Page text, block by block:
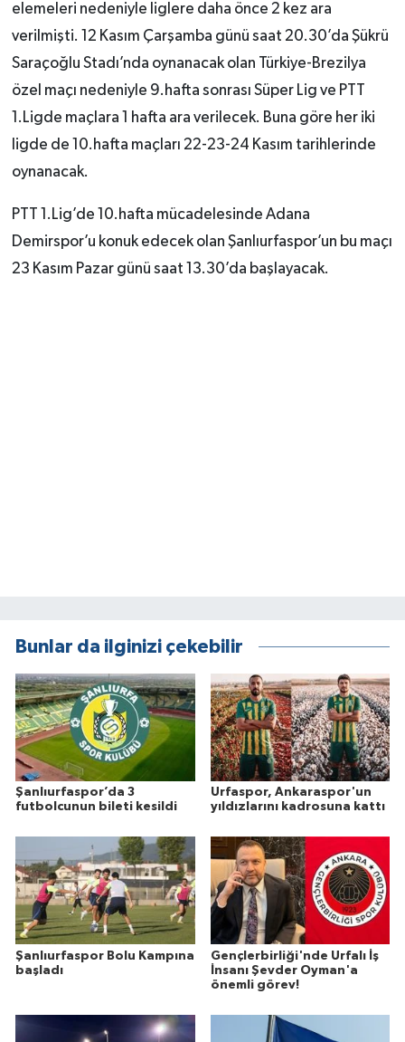
elemeleri nedeniyle liglere daha önce 2 kez ara
verilmişti. 12 Kasım Çarşamba günü saat 20.30’da Şükrü
Saraçoğlu Stadı’nda oynanacak olan Türkiye-Brezilya
özel maçı nedeniyle 9.hafta sonrası Süper Lig ve PTT
1.Ligde maçlara 1 hafta ara verilecek. Buna göre her iki
ligde de 10.hafta maçları 22-23-24 Kasım tarihlerinde
oynanacak.
PTT 1.Lig’de 10.hafta mücadelesinde Adana
Demirspor’u konuk edecek olan Şanlıurfaspor’un bu maçı
23 Kasım Pazar günü saat 13.30’da başlayacak.
Bunlar da ilginizi çekebilir
Şanlıurfaspor’da 3
futbolcunun bileti kesildi
Urfaspor, Ankaraspor'un
yıldızlarını kadrosuna kattı
Şanlıurfaspor Bolu Kampına
başladı
Gençlerbirliği'nde Urfalı İş
İnsanı Şevder Oyman'a
önemli görev!